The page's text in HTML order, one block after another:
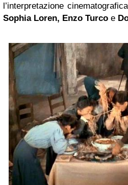
l’interpretazione
Sophia Loren, Enzo Turco e